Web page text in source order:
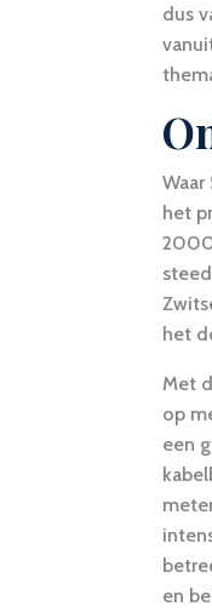
dus
het
2000
het
Met
op
een
en